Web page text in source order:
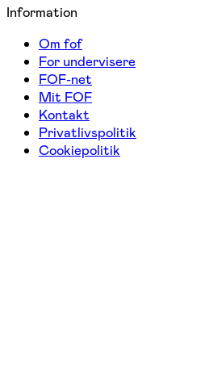
Information
Om fof
For undervisere
FOF-net
Mit FOF
Kontakt
Privatlivspolitik
Cookiepolitik